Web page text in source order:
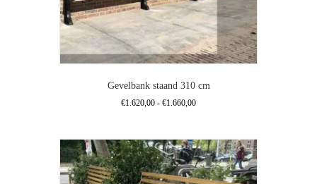
Gevelbank staand 310 cm
€1.620,00 - €1.660,00Prijsklasse:
€1.660,00
heeft
meerdere
variaties.